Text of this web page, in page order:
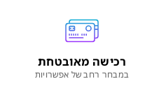
רכישה מאובטחת
במבחר רחב של אפשרויות